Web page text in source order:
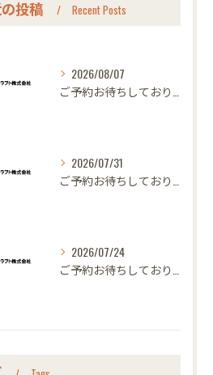
投稿 Recent Posts
2026/08/07
2026/07/31
2026/07/24